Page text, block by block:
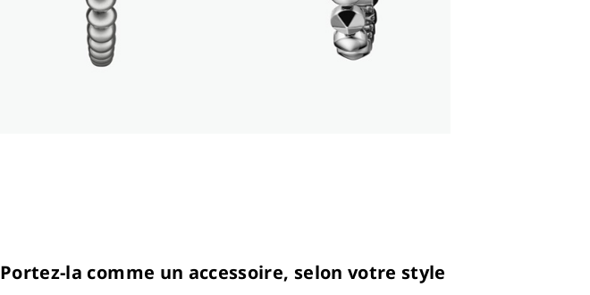
Portez-la comme un accessoire, selon votre style